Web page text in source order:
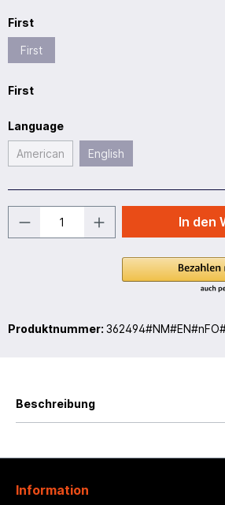
First
First
First
Language
American English
In den
Produktnummer:
Beschreibung
Information